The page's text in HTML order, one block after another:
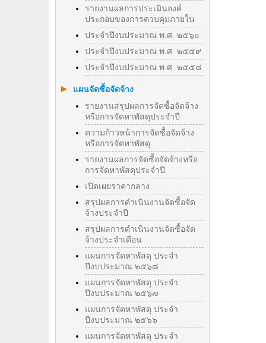
รายงานผลการประเมินองค์
ประกอบของการควบคุมภายใน
ประจำปีงบประมาณ พ.ศ. ๒๕๖๐
ประจำปีงบประมาณ พ.ศ. ๒๕๕๙
ประจำปีงบประมาณ พ.ศ. ๒๕๕๘
แผนจัดซื้อจัดจ้าง
รายงานสรุปผลการจัดซื้อจัดจ้าง
หรือการจัดหาพัสดุประจำปี
ความก้าวหน้าการจัดซื้อจัดจ้าง
หรือการจัดหาพัสดุ
รายงานผลการจัดซื้อจัดจ้างหรือ
การจัดหาพัสดุประจําปี
เปิดเผยราคากลาง
สรุปผลการดำเนินงานจัดซื้อจัด
จ้างประจำปี
สรุปผลการดำเนินงานจัดซื้อจัด
จ้างประจำเดือน
แผนการจัดหาพัสดุ ประจำ
ปีงบประมาณ ๒๕๖๘
แผนการจัดหาพัสดุ ประจำ
ปีงบประมาณ ๒๕๖๗
แผนการจัดหาพัสดุ ประจำ
ปีงบประมาณ ๒๕๖๖
แผนการจัดหาพัสดุ ประจำ